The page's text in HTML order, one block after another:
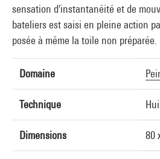
sensation d'instantanéité et de
bateliers est saisi en pleine action
posée à même la toile non préparée.
Domaine
Technique
Dimensions 80